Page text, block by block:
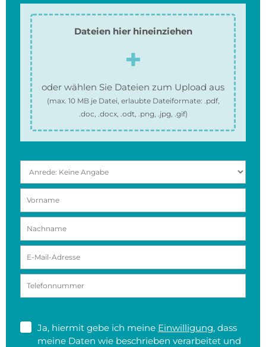
Dateien hier hineinziehen
oder wählen Sie Dateien zum Upload aus
(max. 10 MBje Datei, erlaubte Dateiformate: .pdf,
.doc, .docx, .odt, .png, .jpg, .gif)
Ja, hiermit gebe ich meine Einwilligung, dass
meine Daten wie beschrieben verarbeitet und